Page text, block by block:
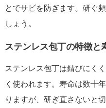
とでサビを防ぎます。研ぐ
しょう。
ステンレス包丁の特徴と
ステンレス包丁は錆びにく
く使われます。寿命は数十
りますが、研ぎ直さないと